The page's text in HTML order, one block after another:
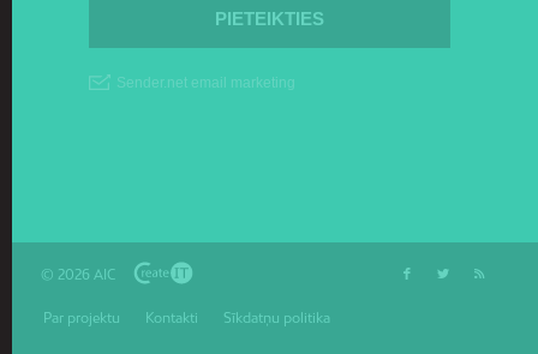
© 2026 AIC
Par projektu Kontakti Sīkdatņu politika